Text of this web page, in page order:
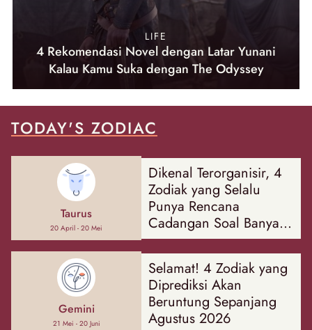
LIFE
4 Rekomendasi Novel dengan Latar Yunani
Kalau Kamu Suka dengan The Odyssey
TODAY'S ZODIAC
Taurus
20 April - 20 Mei
Dikenal Terorganisir, 4
Zodiak yang Selalu
Punya Rencana
Cadangan Soal Banyak
Hal
Gemini
21 Mei - 20 Juni
Selamat! 4 Zodiak yang
Diprediksi Akan
Beruntung Sepanjang
Agustus 2026